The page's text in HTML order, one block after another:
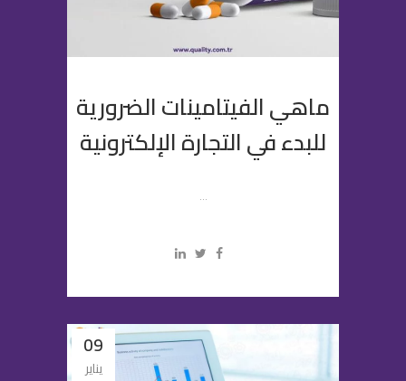
ماهي الفيتامينات الضرورية
للبدء في التجارة الإلكترونية
...
09
يناير